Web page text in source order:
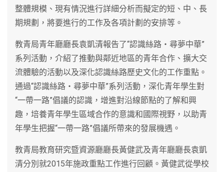
整體規模、現有情況進行詳細分析而擬定的短、中、長
期規劃，將要進行的工作及各項計劃的安排等。
教青局青年廳廳長袁凱清報告了“認識絲路‧尋夢中華”
系列活動，介紹了推動與鄰近地區的青年合作、擴大交
流體驗的活動以及深化認識絲路歷史文化的工作重點。
通過“認識絲路‧尋夢中華”系列活動，深化青年學生對
“一帶一路”倡議的認識，增進對沿線節點的了解和興
趣，培養青年學生區域合作的意識和國際視野，以助青
年學生把握“一帶一路”倡議所帶來的發展機遇。
教青局教育研究暨資源廳廳長黃健武及青年廳廳長袁凱
清分別就2015年施政重點工作進行回顧。黃健武從學校